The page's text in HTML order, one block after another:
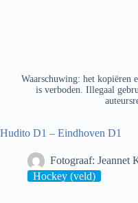
Waarschuwing: het kopiëren
is verboden. Illegaal
Hudito D1 – Eindhoven D1
Fotograaf: Jeannet
Hockey (veld)